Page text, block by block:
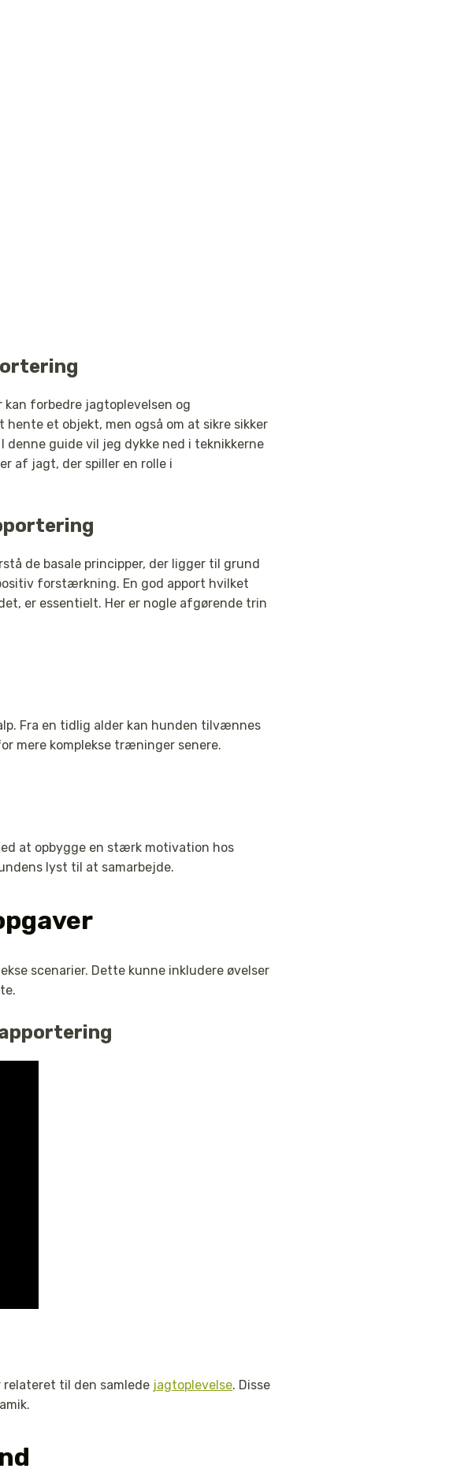
forbedre jagtoplevelsen og
et objekt, men også om at sikre sikker
guide vil jeg dykke ned i teknikkerne
af jagt, der spiller en rolle i
de basale principper, der ligger til grund
forstærkning. En god apport hvilket
er essentielt. Her er nogle afgørende trin
Fra en tidlig alder kan hunden tilvænnes
mere komplekse træninger senere.
at opbygge en stærk motivation hos
lyst til at samarbejde.
scenarier. Dette kunne inkludere øvelser
relateret til den samlede jagtoplevelse. Disse